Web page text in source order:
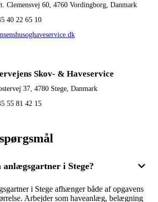
Clemensvej 60, 4760 Vordingborg, Danmark
40 22 65 10
Skov- & Haveservice
37, 4780 Stege, Danmark
55 81 42 15
anlægsgartner i Stege?
i Stege afhænger både af opgavens
Arbejder som haveanlæg, belægning